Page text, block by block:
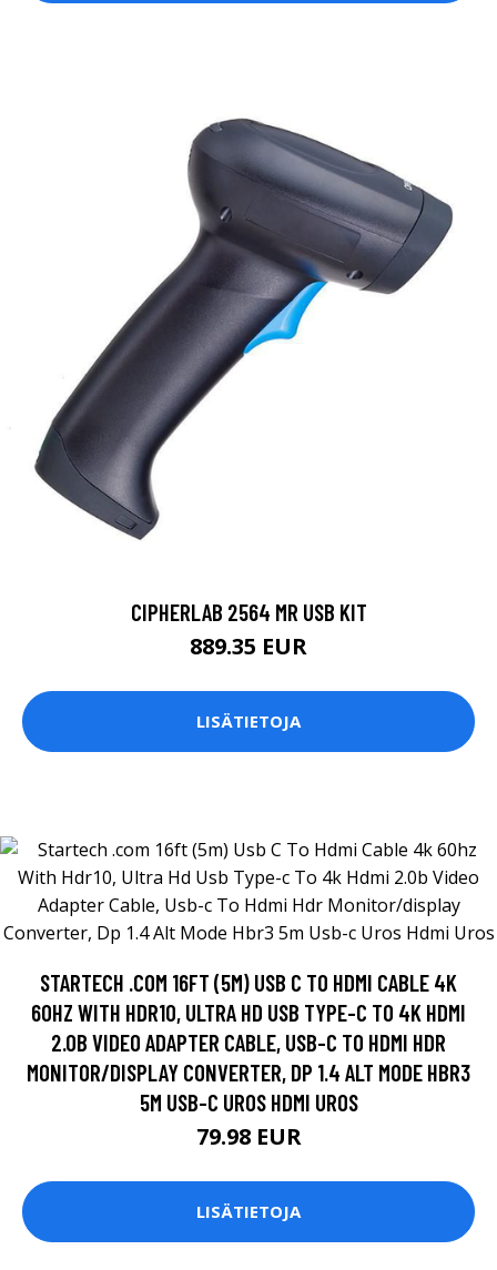
CIPHERLAB 2564 MR USB KIT
889.35 EUR
LISÄTIETOJA
STARTECH .COM 16FT (5M) USB C TO HDMI CABLE 4K
60HZ WITH HDR10, ULTRA HD USB TYPE-C TO 4K HDMI
2.0B VIDEO ADAPTER CABLE, USB-C TO HDMI HDR
MONITOR/DISPLAY CONVERTER, DP 1.4 ALT MODE HBR3
5M USB-C UROS HDMI UROS
79.98 EUR
LISÄTIETOJA